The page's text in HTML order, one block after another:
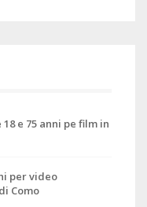
e 75 anni pe film in
per video
Como